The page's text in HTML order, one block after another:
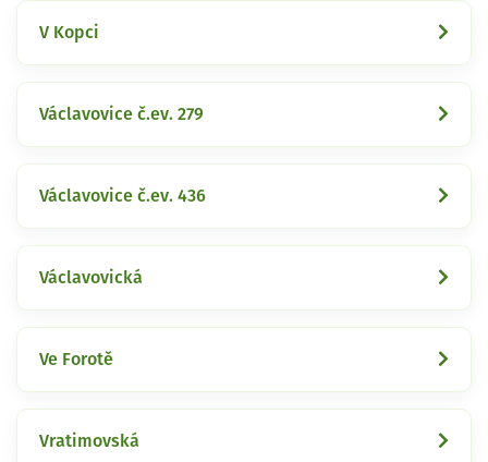
V Kopci
Václavovice č.ev. 279
Václavovice č.ev. 436
Václavovická
Ve Forotě
Vratimovská